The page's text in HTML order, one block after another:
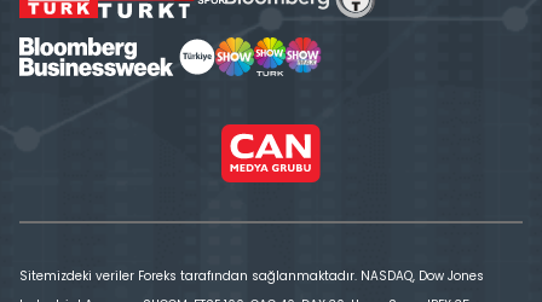
Sitemizdeki veriler Foreks tarafından sağlanmaktadır. NASDAQ, Dow Jones